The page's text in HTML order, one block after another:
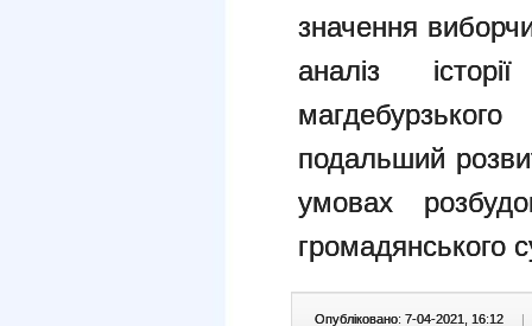
значення
аналіз
подальший
умовах
громадянського
Опубліковано: 7-04-2021, 16:12 |